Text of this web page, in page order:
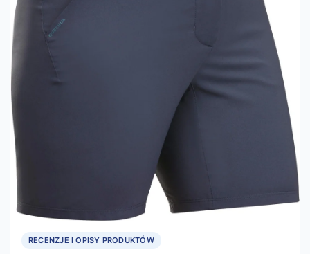
RECENZJE I OPISY PRODUKTÓW